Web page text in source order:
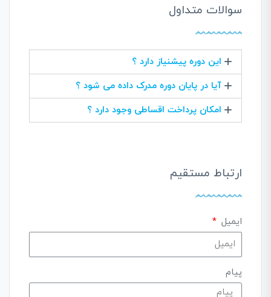
سوالات متداول
این دوره پیشنیاز دارد ؟
آیا در پایان دوره مدرک داده می شود ؟
امکان پرداخت اقساطی وجود دارد ؟
ارتباط مستقیم
ایمیل
پیام